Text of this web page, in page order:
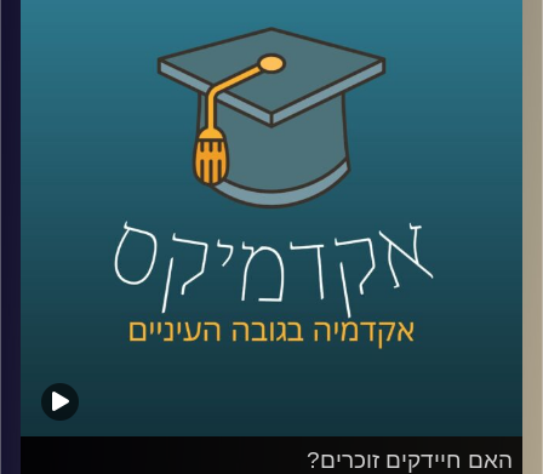
אז איך מתמודדים האיחוד האירופי והשוק האמריקאי?
מי שומר על הזכויות שלנו כשהאלגוריתם יוצר תוכן? איך
מאזנים בין חופש פיתוח לאחריות חברתית?
והאם ישראל צריכה לבחור צד או לסלול דרך משלה?
בדיוק על זה ועוד נדבר היום עם שני מומחים כאן
ד״ר אביב גאון, חבר סגל בבית ספר הארי רדזינר למשפטים וד״ר
יובל ריינפלד, בית ספר הארי רדזינר למשפטים, בינה מלאכותית,
פרטיות וסייבר.
קרדיט תמונות:AudioVersity
האם חיידקים זוכרים?